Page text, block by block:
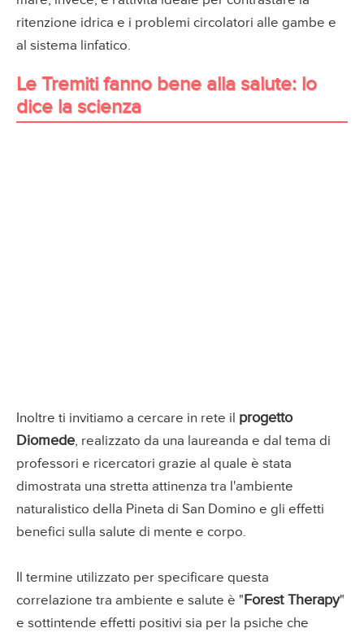
ritenzione idrica e i problemi circolatori alle gambe e
al sistema linfatico.
Le Tremiti fanno bene alla salute: lo
dice la scienza
Inoltre ti invitiamo a cercare in rete il progetto
Diomede, realizzato da una laureanda e dal tema di
professori e ricercatori grazie al quale è stata
dimostrata una stretta attinenza tra l'ambiente
naturalistico della Pineta di San Domino e gli effetti
benefici sulla salute di mente e corpo.
Il termine utilizzato per specificare questa
correlazione tra ambiente e salute è "Forest Therapy"
e sottintende effetti positivi sia per la psiche che